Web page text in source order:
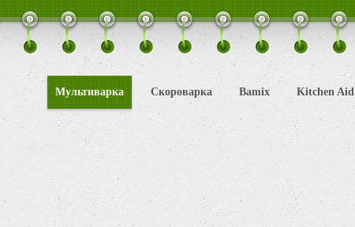
Мультиварка Скороварка Bamix Kitchen Aid